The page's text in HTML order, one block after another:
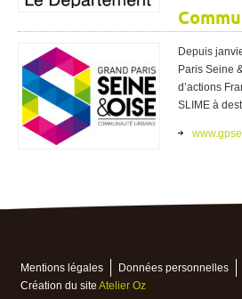
Depuis
Paris Seine
d’actions
SLIME à
Mentions légales Données personnelles
Création du site Atelier Oz